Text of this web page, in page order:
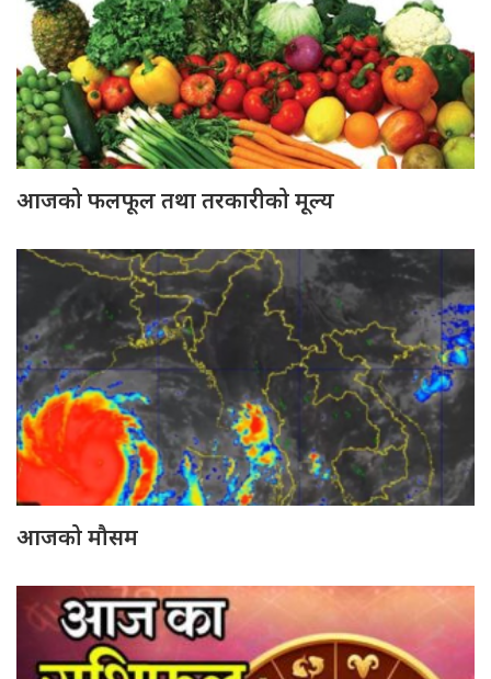
आजको फलफूल तथा तरकारीको मूल्य
आजको मौसम